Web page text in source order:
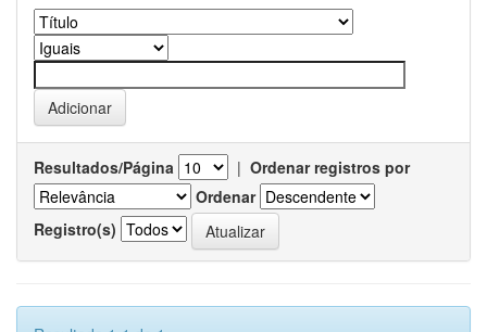
Resultados/Página | Ordenar registros por
Ordenar
Registro(s)